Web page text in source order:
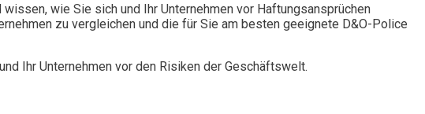
wie Sie sich und Ihr Unternehmen vor Haftungsansprüchen
zu vergleichen und die für Sie am besten geeignete D&O-Police
Ihr Unternehmen vor den Risiken der Geschäftswelt.